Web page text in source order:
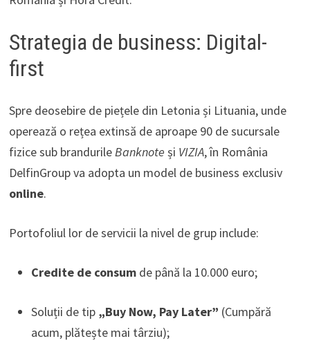
Strategia de business: Digital-
first
Spre deosebire de piețele din Letonia și Lituania, unde
operează o rețea extinsă de aproape 90 de sucursale
fizice sub brandurileBanknote și VIZIA, în România
DelfinGroup va adopta un model de business exclusiv
online.
Portofoliul lor de servicii la nivel de grup include:
Credite de consumde până la 10.000 euro;
Soluții de tip „Buy Now, Pay Later” (Cumpără
acum, plătește mai târziu);